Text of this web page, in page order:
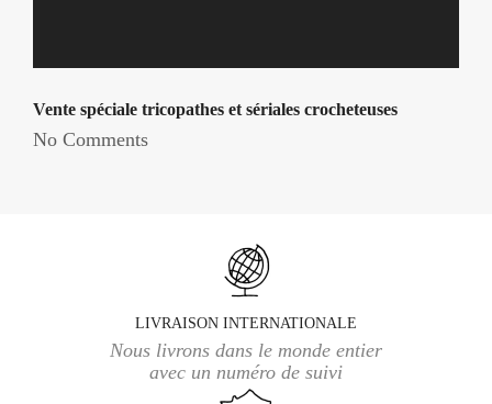
Vente spéciale tricopathes et sériales crocheteuses
No Comments
LIVRAISON INTERNATIONALE
Nous livrons dans le monde entier
avec un numéro de suivi